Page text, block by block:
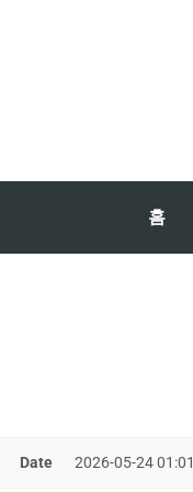
홈
Date 2026-05-24 01:01